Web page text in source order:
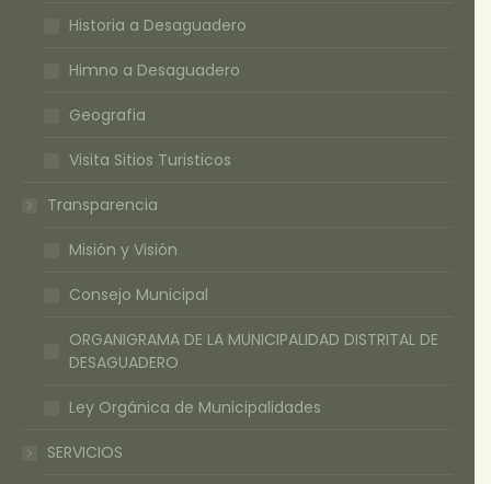
Historia a Desaguadero
Himno a Desaguadero
Geografia
Visita Sitios Turisticos
Transparencia
Misión y Visión
Consejo Municipal
ORGANIGRAMA DE LA MUNICIPALIDAD DISTRITAL DE
DESAGUADERO
Ley Orgánica de Municipalidades
SERVICIOS